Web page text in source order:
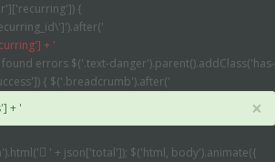
{
+ '
errors $('.text-danger').parent().addClass('has-
{ $('.breadcrumb').after('
+ '
×
' + json['total']); $('html, body').animate({